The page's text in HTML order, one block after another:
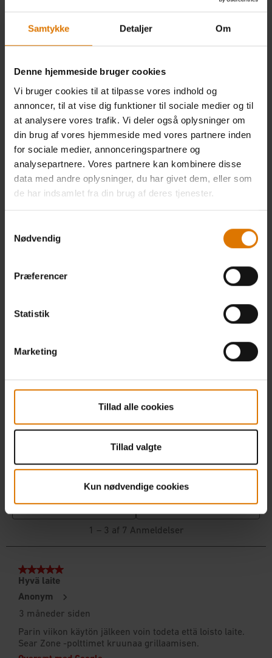
Samtykke Detaljer Om
Denne hjemmeside bruger cookies
Vi bruger cookies til at tilpasse vores indhold og
annoncer, til at vise dig funktioner til sociale medier og til
at analysere vores trafik. Vi deler også oplysninger om
din brug af vores hjemmeside med vores partnere inden
for sociale medier, annonceringspartnere og
analysepartnere. Vores partnere kan kombinere disse
data med andre oplysninger, du har givet dem, eller som
de har indsamlet fra din brug af deres tjenester.
Nødvendig
Præferencer
Statistik
Marketing
Tillad alle cookies
Tillad valgte
Kun nødvendige cookies